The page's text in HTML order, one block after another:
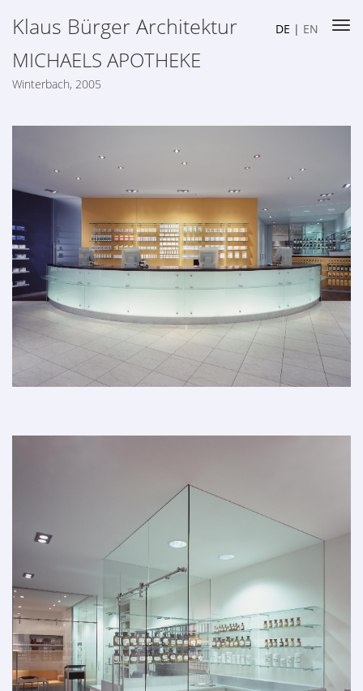
Klaus Bürger Architektur DE | EN
MICHAELS APOTHEKE
Winterbach, 2005